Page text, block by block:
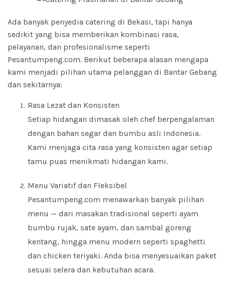
Ada banyak penyedia catering di Bekasi, tapi hanya
sedikit yang bisa memberikan kombinasi rasa,
pelayanan, dan profesionalisme seperti
Pesantumpeng.com. Berikut beberapa alasan mengapa
kami menjadi pilihan utama pelanggan di Bantar Gebang
dan sekitarnya:
Rasa Lezat dan Konsisten
Setiap hidangan dimasak oleh chef berpengalaman
dengan bahan segar dan bumbu asli Indonesia.
Kami menjaga cita rasa yang konsisten agar setiap
tamu puas menikmati hidangan kami.
Menu Variatif dan Fleksibel
Pesantumpeng.com menawarkan banyak pilihan
menu — dari masakan tradisional seperti ayam
bumbu rujak, sate ayam, dan sambal goreng
kentang, hingga menu modern seperti spaghetti
dan chicken teriyaki. Anda bisa menyesuaikan paket
sesuai selera dan kebutuhan acara.